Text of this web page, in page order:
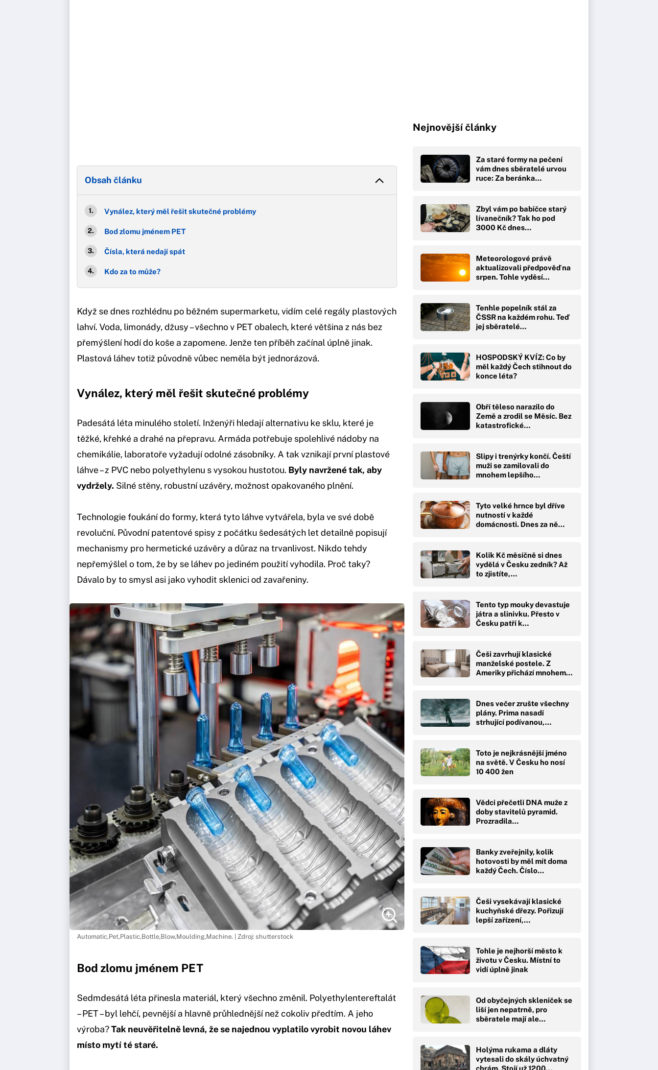
Obsah článku
Vynález, který měl řešit skutečné problémy
Bod zlomu jménem PET
Čísla, která nedají spát
Kdo za to může?
Když se dnes rozhlédnu po běžném supermarketu, vidím celé regály plastových
lahví. Voda, limonády, džusy – všechno v PET obalech, které většina z nás bez
přemýšlení hodí do koše a zapomene. Jenže ten příběh začínal úplně jinak.
Plastová láhev totiž původně vůbec neměla být jednorázová.
Vynález, který měl řešit skutečné problémy
Padesátá léta minulého století. Inženýři hledají alternativu ke sklu, které je
těžké, křehké a drahé na přepravu. Armáda potřebuje spolehlivé nádoby na
chemikálie, laboratoře vyžadují odolné zásobníky. A tak vznikají první plastové
láhve – z PVC nebo polyethylenu s vysokou hustotou. Byly navržené tak, aby
vydržely. Silné stěny, robustní uzávěry, možnost opakovaného plnění.
Technologie foukání do formy, která tyto láhve vytvářela, byla ve své době
revoluční. Původní patentové spisy z počátku šedesátých let detailně popisují
mechanismy pro hermetické uzávěry a důraz na trvanlivost. Nikdo tehdy
nepřemýšlel o tom, že by se láhev po jediném použití vyhodila. Proč taky?
Dávalo by to smysl asi jako vyhodit sklenici od zavařeniny.
Automatic,Pet,Plastic,Bottle,Blow,Moulding,Machine. | Zdroj: shutterstock
Bod zlomu jménem PET
Sedmdesátá léta přinesla materiál, který všechno změnil. Polyethylentereftalát
– PET – byl lehčí, pevnější a hlavně průhlednější než cokoliv předtím. A jeho
výroba?Tak neuvěřitelně levná, že se najednou vyplatilo vyrobit novou láhev
místo mytí té staré.
Nejnovější články
Za staré formy na pečení
vám dnes sběratelé urvou
ruce: Za beránka…
Zbyl vám po babičce starý
lívanečník? Tak ho pod
3000 Kč dnes…
Meteorologové právě
aktualizovali předpověď na
srpen. Tohle vyděsí…
Tenhle popelník stál za
ČSSR na každém rohu. Teď
jej sběratelé…
HOSPODSKÝ KVÍZ: Co by
měl každý Čech stihnout do
konce léta?
Obří těleso narazilo do
Země a zrodil se Měsíc. Bez
katastrofické…
Slipy i trenýrky končí. Čeští
muži se zamilovali do
mnohem lepšího…
Tyto velké hrnce byl dříve
nutností v každé
domácnosti. Dnes za ně…
Kolik Kč měsíčně si dnes
vydělá v Česku zedník? Až
to zjistíte,…
Tento typ mouky devastuje
játra a slinivku. Přesto v
Česku patří k…
Češi zavrhují klasické
manželské postele. Z
Ameriky přichází mnohem…
Dnes večer zrušte všechny
plány. Prima nasadí
strhující podívanou,…
Toto je nejkrásnější jméno
na světě. V Česku ho nosí
10 400 žen
Vědci přečetli DNA muže z
doby stavitelů pyramid.
Prozradila…
Banky zveřejnily, kolik
hotovosti by měl mít doma
každý Čech. Číslo…
Češi vysekávají klasické
kuchyňské dřezy. Pořizují
lepší zařízení,…
Tohle je nejhorší město k
životu v Česku. Místní to
vidí úplně jinak
Od obyčejných skleniček se
liší jen nepatrně, pro
sběratele mají ale…
Holýma rukama a dláty
vytesali do skály úchvatný
chrám. Stojí už 1200…